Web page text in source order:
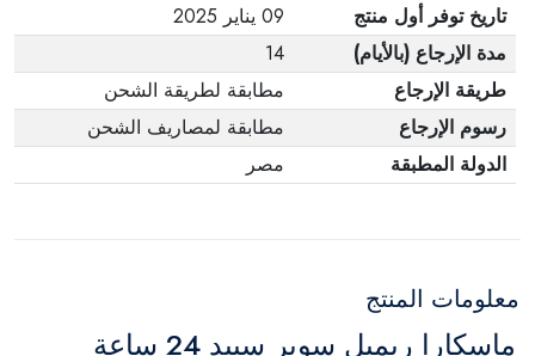
تاريخ توفر أول منتج
09 يناير 2025
مدة الإرجاع (بالأيام)
14
طريقة الإرجاع
مطابقة لطريقة الشحن
رسوم الإرجاع
مطابقة لمصاريف الشحن
الدولة المطبقة
مصر
معلومات المنتج
ماسكارا ريميل سوبر سبيد 24 ساعة